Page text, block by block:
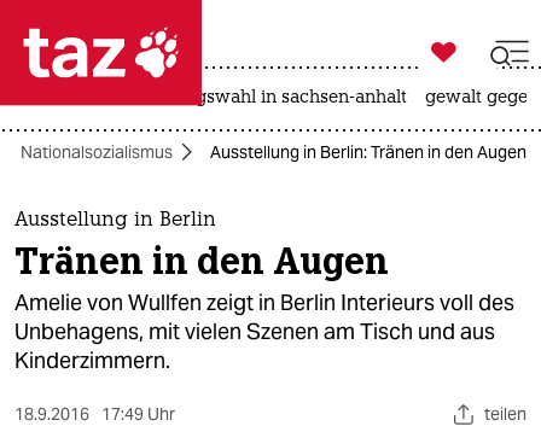
 taz zahl ich
taz zahl ich
themen
politik
öko

taz zahl ich
landtagswahl in sachsen-anhalt gewalt
Nationalsozialismus Ausstellung in Berlin: Tränen in den Augen
Ausstellung in Berlin
Tränen in den Augen
Amelie von Wullfen zeigt in Berlin Interieurs voll des
Unbehagens, mit vielen Szenen am Tisch und aus
Kinderzimmern.
18.9.2016 17:49 Uhr teilen